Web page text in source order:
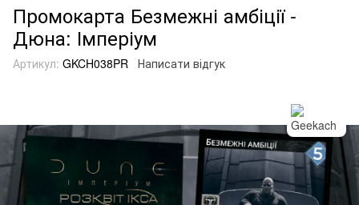
Промокарта Безмежні амбіції -
Дюна: Імперіум
Артикул: GKCH038PR Написати відгук